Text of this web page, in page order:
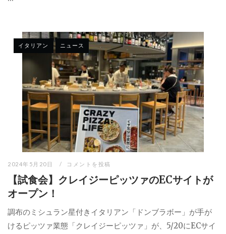
イタリアン ニュース
2024年5月20日 コメントを投稿
【試食会】クレイジーピッツァのECサイトが
オープン！
調布のミシュラン星付きイタリアン「ドンブラボー」が手が
けるピッツァ業態「クレイジーピッツァ」が、5/20にECサイ